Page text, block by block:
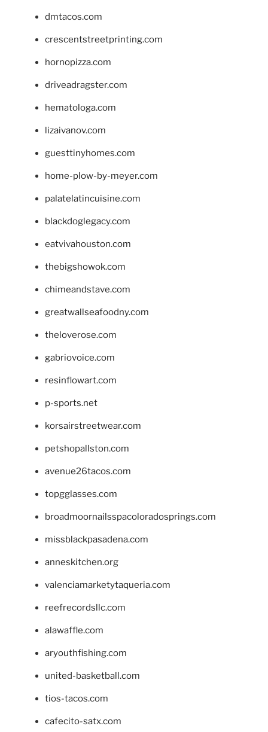
dmtacos.com
crescentstreetprinting.com
hornopizza.com
driveadragster.com
hematologa.com
lizaivanov.com
guesttinyhomes.com
home-plow-by-meyer.com
palatelatincuisine.com
blackdoglegacy.com
eatvivahouston.com
thebigshowok.com
chimeandstave.com
greatwallseafoodny.com
theloverose.com
gabriovoice.com
resinflowart.com
p-sports.net
korsairstreetwear.com
petshopallston.com
avenue26tacos.com
topgglasses.com
broadmoornailsspacoloradosprings.com
missblackpasadena.com
anneskitchen.org
valenciamarketytaqueria.com
reefrecordsllc.com
alawaffle.com
aryouthfishing.com
united-basketball.com
tios-tacos.com
cafecito-satx.com